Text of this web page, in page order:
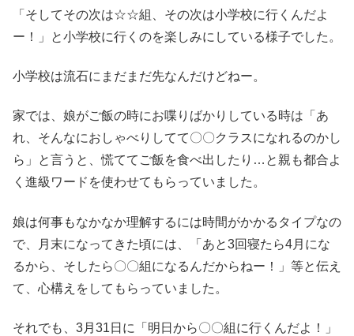
「そしてその次は☆☆組、その次は小学校に行くんだよ
ー！」と小学校に行くのを楽しみにしている様子でした。
小学校は流石にまだまだ先なんだけどねー。
家では、娘がご飯の時にお喋りばかりしている時は「あ
れ、そんなにおしゃべりしてて〇〇クラスになれるのかし
ら」と言うと、慌ててご飯を食べ出したり…と親も都合よ
く進級ワードを使わせてもらっていました。
娘は何事もなかなか理解するには時間がかかるタイプなの
で、月末になってきた頃には、「あと3回寝たら4月にな
るから、そしたら〇〇組になるんだからねー！」等と伝え
て、心構えをしてもらっていました。
それでも、3月31日に「明日から〇〇組に行くんだよ！」